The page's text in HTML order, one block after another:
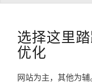
选择这里
优化
网站为主，其他为